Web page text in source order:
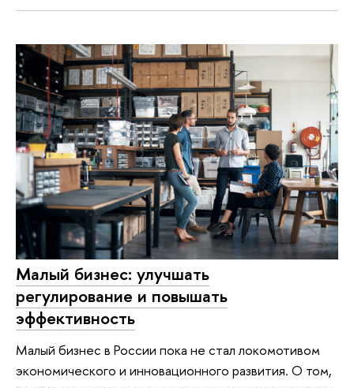
Малый бизнес: улучшать
регулирование и повышать
эффективность
Малый бизнес в России пока не стал локомотивом
экономического и инновационного развития. О том,